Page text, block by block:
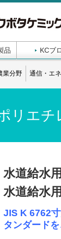
品 KCブ
業分野 通信・エ
リエチ
水道給水
水道給水
JIS K 6762
タンダードを